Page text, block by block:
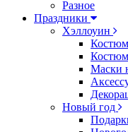
Разное
Праздники
Хэллоуин
Маски
Новый год